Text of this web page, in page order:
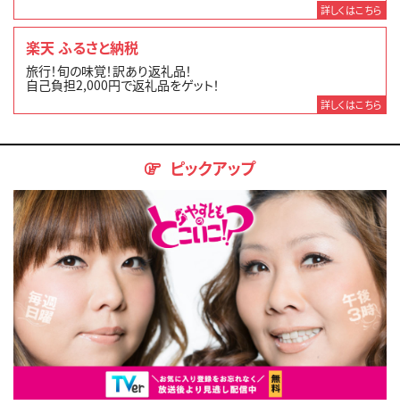
詳しくはこちら
楽天 ふるさと納税
旅行！旬の味覚！訳あり返礼品！
自己負担2,000円で返礼品をゲット！
詳しくはこちら
ピックアップ